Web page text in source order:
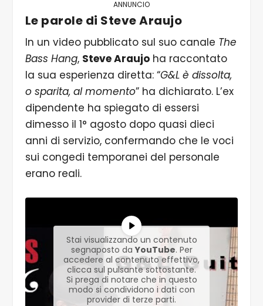
ANNUNCIO
Le parole di Steve Araujo
In un video pubblicato sul suo canale The
Bass Hang, Steve Araujoha raccontato
la sua esperienza diretta: “G&L è dissolta,
o sparita, al momento” ha dichiarato. L’ex
dipendente ha spiegato di essersi
dimesso il 1° agosto dopo quasi dieci
anni di servizio, confermando che le voci
sui congedi temporanei del personale
erano reali.
Stai visualizzando un contenuto
segnaposto daYouTube. Per
accedere al contenuto effettivo,
clicca sul pulsante sottostante.
Si prega di notare che in questo
modo si condividono i dati con
provider di terze parti.